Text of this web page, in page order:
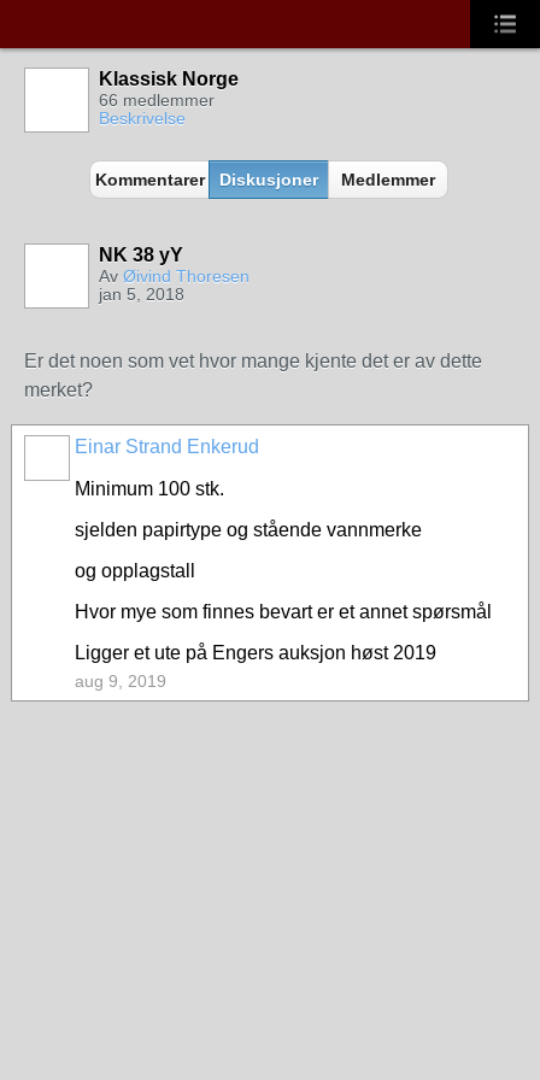
Klassisk Norge
66 medlemmer
Beskrivelse
Kommentarer Diskusjoner Medlemmer
NK 38 yY
Av Øivind Thoresen
jan 5, 2018
Er det noen som vet hvor mange kjente det er av dette
merket?
Einar Strand Enkerud
Minimum 100 stk.
sjelden papirtype og stående vannmerke
og opplagstall
Hvor mye som finnes bevart er et annet spørsmål
Ligger et ute på Engers auksjon høst 2019
aug 9, 2019